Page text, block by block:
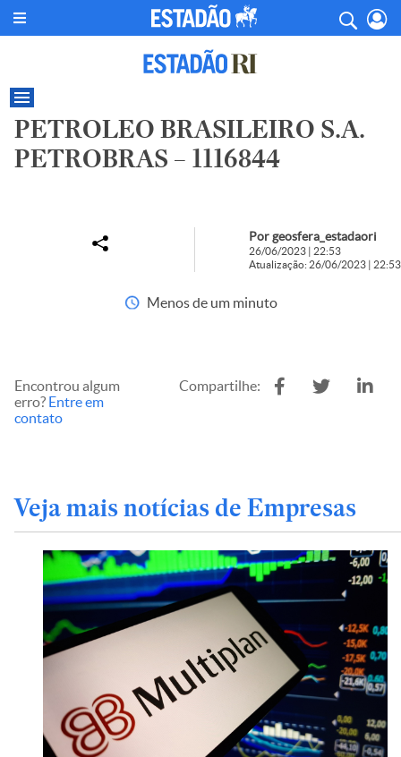
PETROLEO BRASILEIRO S.A.
PETROBRAS – 1116844
Por geosfera_estadaori
26/06/2023 | 22:53
Atualização: 26/06/2023 | 22:53
Menos de um minuto
Encontrou algum
erro? Entre em
contato
Compartilhe:
Veja mais notícias de Empresas